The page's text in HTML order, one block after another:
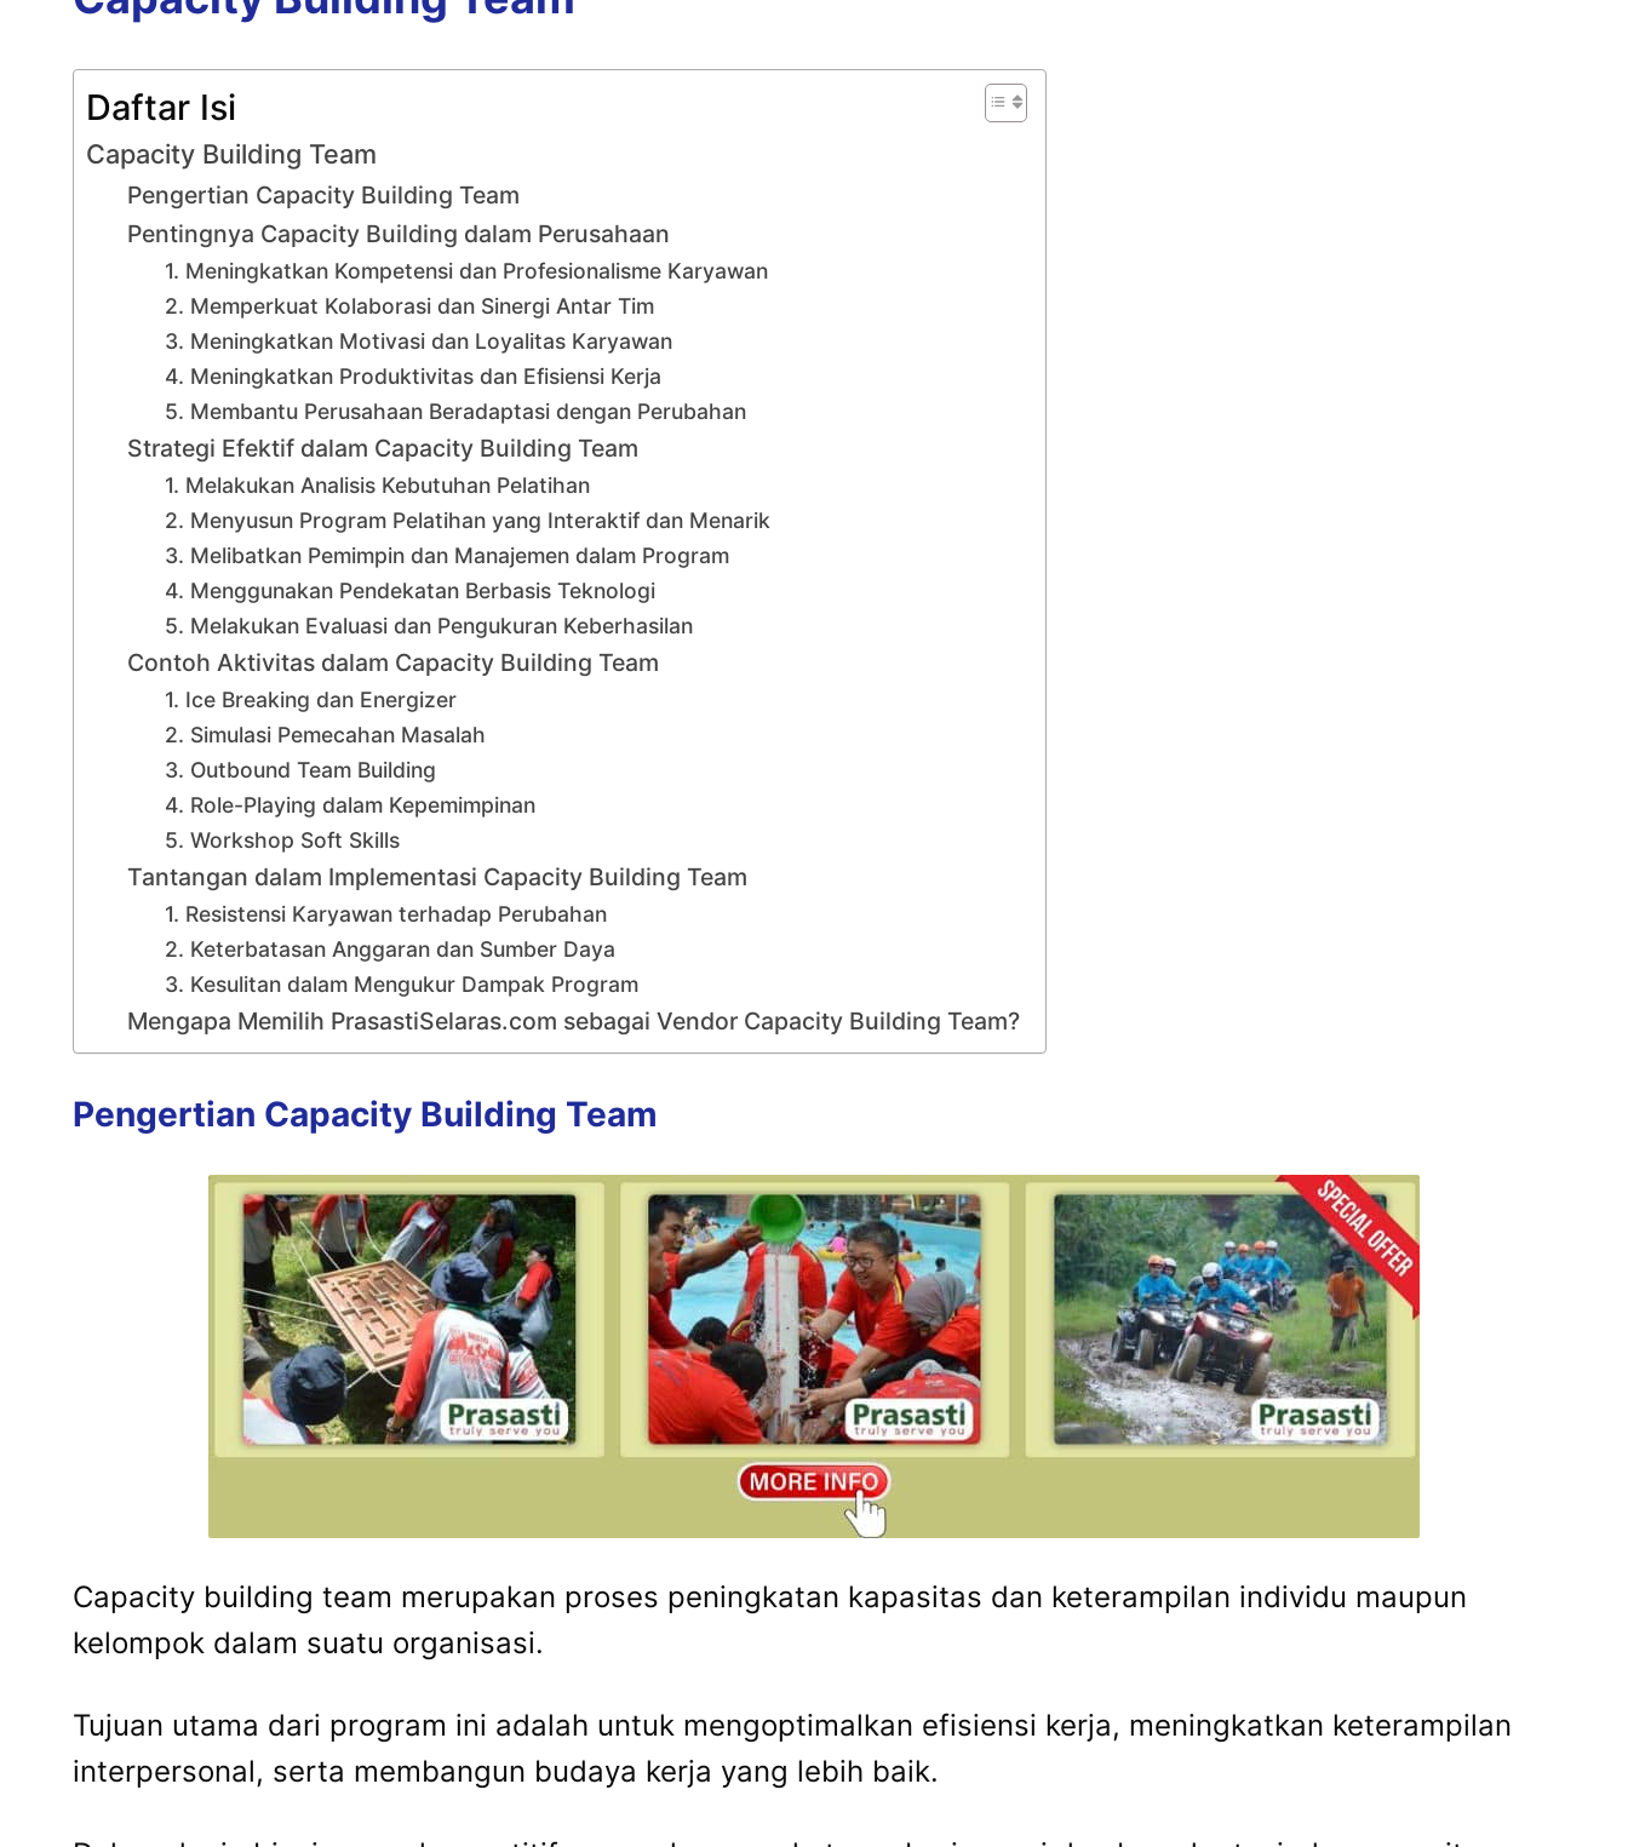
Daftar Isi
Capacity Building Team
Pengertian Capacity Building Team
Pentingnya Capacity Building dalam Perusahaan
1. Meningkatkan Kompetensi dan Profesionalisme Karyawan
2. Memperkuat Kolaborasi dan Sinergi Antar Tim
3. Meningkatkan Motivasi dan Loyalitas Karyawan
4. Meningkatkan Produktivitas dan Efisiensi Kerja
5. Membantu Perusahaan Beradaptasi dengan Perubahan
Strategi Efektif dalam Capacity Building Team
1. Melakukan Analisis Kebutuhan Pelatihan
2. Menyusun Program Pelatihan yang Interaktif dan Menarik
3. Melibatkan Pemimpin dan Manajemen dalam Program
4. Menggunakan Pendekatan Berbasis Teknologi
5. Melakukan Evaluasi dan Pengukuran Keberhasilan
Contoh Aktivitas dalam Capacity Building Team
1. Ice Breaking dan Energizer
2. Simulasi Pemecahan Masalah
3. Outbound Team Building
4. Role-Playing dalam Kepemimpinan
5. Workshop Soft Skills
Tantangan dalam Implementasi Capacity Building Team
1. Resistensi Karyawan terhadap Perubahan
2. Keterbatasan Anggaran dan Sumber Daya
3. Kesulitan dalam Mengukur Dampak Program
Mengapa Memilih PrasastiSelaras.com sebagai Vendor Capacity Building Team?
Pengertian Capacity Building Team
Capacity building team merupakan proses peningkatan kapasitas dan keterampilan individu maupun
kelompok dalam suatu organisasi.
Tujuan utama dari program ini adalah untuk mengoptimalkan efisiensi kerja, meningkatkan keterampilan
interpersonal, serta membangun budaya kerja yang lebih baik.